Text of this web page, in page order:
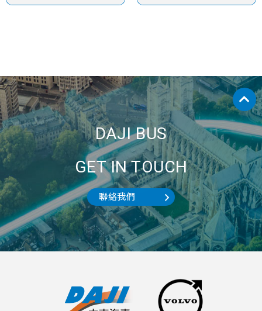
DAJI BUS
GET IN TOUCH
聯絡我們